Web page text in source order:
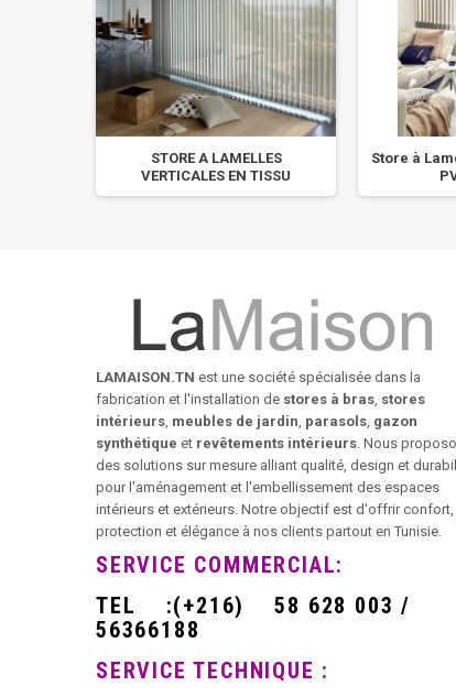
STORE A LAMELLES
VERTICALES EN TISSU
Store à
LAMAISON.TN est une société spécialisée dans la
fabrication et l'installation de stores à bras, stores
intérieurs, meubles de jardin, parasols, gazon
synthétique et revêtements intérieurs. Nous
des solutions sur mesure alliant qualité, design et
pour l'aménagement et l'embellissement des espaces
intérieurs et extérieurs. Notre objectif est d'offrir confort,
protection et élégance à nos clients partout en Tunisie.
SERVICE COMMERCIAL:
TEL
:(+216)
58 628 003 /
56366188
SERVICE TECHNIQUE :